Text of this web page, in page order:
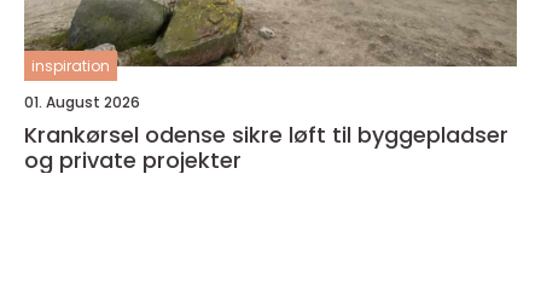
inspiration
01. August 2026
Krankørsel odense sikre løft til byggepladser
og private projekter